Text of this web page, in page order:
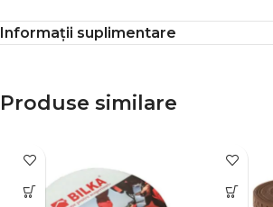
Informații suplimentare
Produse similare